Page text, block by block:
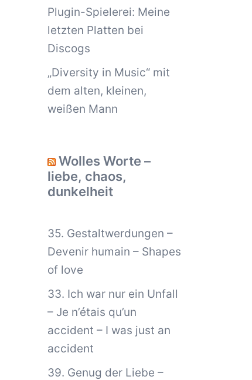
Plugin-Spielerei: Meine
letzten Platten bei
Discogs
„Diversity in Music“ mit
dem alten, kleinen,
weißen Mann
Wolles Worte –
liebe, chaos,
dunkelheit
35. Gestaltwerdungen –
Devenir humain – Shapes
of love
33. Ich war nur ein Unfall
– Je n’étais qu’un
accident – I was just an
accident
39. Genug der Liebe –